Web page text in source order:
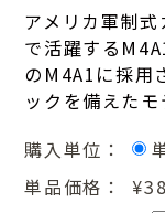
アメリカ軍制
で活躍する
のM4A1に採用
ックを備えた
購入単位：
単品価格：